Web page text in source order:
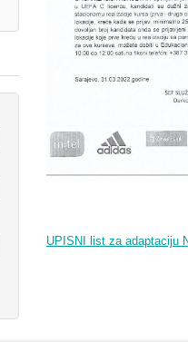
UPISNI list za adaptaciju